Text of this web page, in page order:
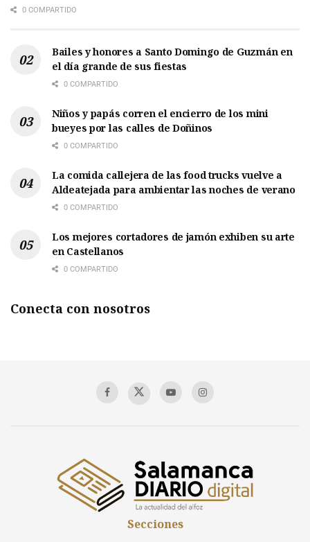
0 COMPARTIDO
Bailes y honores a Santo Domingo de Guzmán en
el día grande de sus fiestas
0 COMPARTIDO
Niños y papás corren el encierro de los mini
bueyes por las calles de Doñinos
0 COMPARTIDO
La comida callejera de las food trucks vuelve a
Aldeatejada para ambientar las noches de verano
0 COMPARTIDO
Los mejores cortadores de jamón exhiben su arte
en Castellanos
0 COMPARTIDO
Conecta con nosotros
Secciones